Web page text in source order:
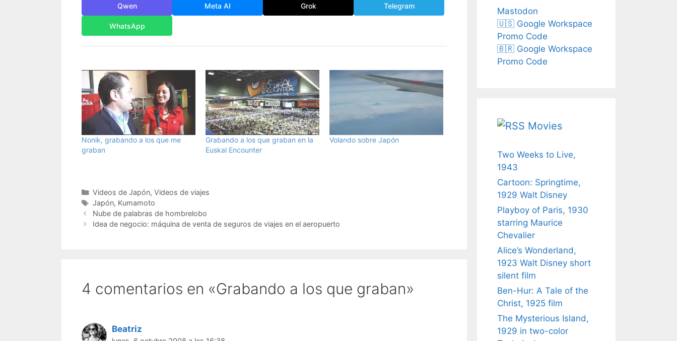
Qwen Meta AI Grok Telegram
WhatsApp
Nonik, grabando a los que me
graban
Grabando a los que graban en la
Euskal Encounter
Volando sobre Japón
Categorías
Videos de Japón, Videos de viajes
Etiquetas
Japón, Kumamoto
Nube de palabras de hombrelobo
Idea de negocio: máquina de venta de seguros de viajes en el aeropuerto
4 comentarios en «Grabando a los que graban»
Beatriz
Mastodon
🇺🇸 Google Workspace
Promo Code
🇧🇷 Google Workspace
Promo Code
Movies
Two Weeks to Live,
1943
Cartoon: Springtime,
1929 Walt Disney
Playboy of Paris, 1930
starring Maurice
Chevalier
Alice’s Wonderland,
1923 Walt Disney short
silent film
Ben-Hur: A Tale of the
Christ, 1925 film
The Mysterious Island,
1929 in two-color